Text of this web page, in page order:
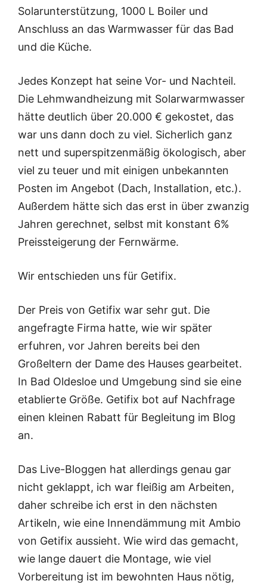
Solarunterstützung, 1000 L Boiler und
Anschluss an das Warmwasser für das Bad
und die Küche.
Jedes Konzept hat seine Vor- und Nachteil.
Die Lehmwandheizung mit Solarwarmwasser
hätte deutlich über 20.000 € gekostet, das
war uns dann doch zu viel. Sicherlich ganz
nett und superspitzenmäßig ökologisch, aber
viel zu teuer und mit einigen unbekannten
Posten im Angebot (Dach, Installation, etc.).
Außerdem hätte sich das erst in über zwanzig
Jahren gerechnet, selbst mit konstant 6%
Preissteigerung der Fernwärme.
Wir entschieden uns für Getifix.
Der Preis von Getifix war sehr gut. Die
angefragte Firma hatte, wie wir später
erfuhren, vor Jahren bereits bei den
Großeltern der Dame des Hauses gearbeitet.
In Bad Oldesloe und Umgebung sind sie eine
etablierte Größe. Getifix bot auf Nachfrage
einen kleinen Rabatt für Begleitung im Blog
an.
Das Live-Bloggen hat allerdings genau gar
nicht geklappt, ich war fleißig am Arbeiten,
daher schreibe ich erst in den nächsten
Artikeln, wie eine Innendämmung mit Ambio
von Getifix aussieht. Wie wird das gemacht,
wie lange dauert die Montage, wie viel
Vorbereitung ist im bewohnten Haus nötig,